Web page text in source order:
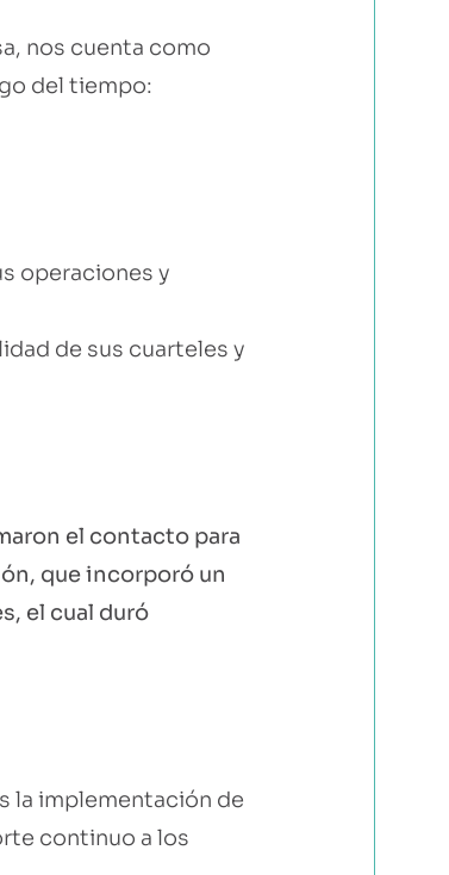
nos cuenta como
del tiempo:
operaciones y
de sus cuarteles y
el contacto para
que incorporó un
el cual duró
la implementación de
continuo a los